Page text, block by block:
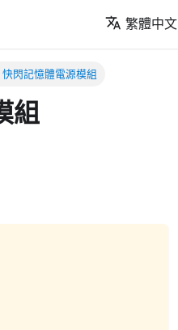
繁體中文
閃記憶體電源模組
組